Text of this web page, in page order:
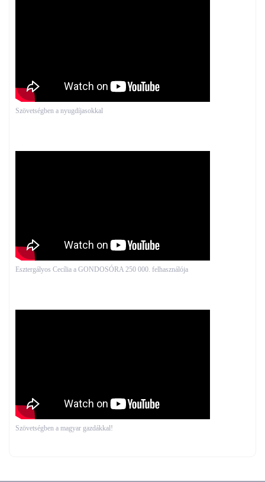
Szövetségben a nyugdíjasokkal
Esztergályos Cecília a GONDOSÓRA 250 000. felhasználója
Szövetségben a magyar gazdákkal!